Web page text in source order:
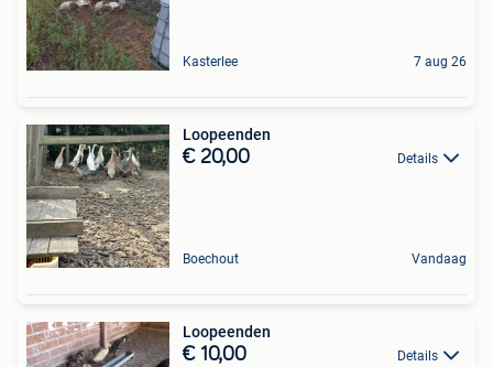
Kasterlee 7 aug 26
Loopeenden
€ 20,00 Details
Boechout Vandaag
Loopeenden
€ 10,00 Details